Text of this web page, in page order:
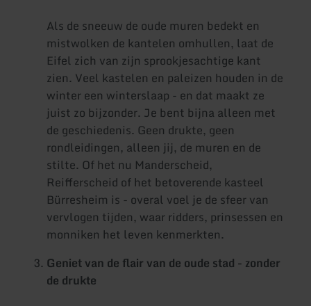
Als de sneeuw de oude muren bedekt en
mistwolken de kantelen omhullen, laat de
Eifel zich van zijn sprookjesachtige kant
zien. Veel kastelen en paleizen houden in de
winter een winterslaap - en dat maakt ze
juist zo bijzonder. Je bent bijna alleen met
de geschiedenis. Geen drukte, geen
rondleidingen, alleen jij, de muren en de
stilte. Of het nu Manderscheid,
Reifferscheid of het betoverende kasteel
Bürresheim is - overal voel je de sfeer van
vervlogen tijden, waar ridders, prinsessen en
monniken het leven kenmerkten.
Geniet van de flair van de oude stad - zonder
de drukte